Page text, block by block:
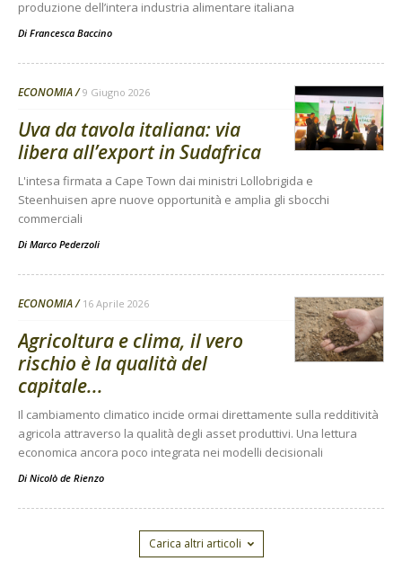
produzione dell’intera industria alimentare italiana
Di Francesca Baccino
ECONOMIA 9 Giugno 2026
Uva da tavola italiana: via
libera all’export in Sudafrica
L'intesa firmata a Cape Town dai ministri Lollobrigida e
Steenhuisen apre nuove opportunità e amplia gli sbocchi
commerciali
Di Marco Pederzoli
ECONOMIA 16 Aprile 2026
Agricoltura e clima, il vero
rischio è la qualità del
capitale...
Il cambiamento climatico incide ormai direttamente sulla redditività
agricola attraverso la qualità degli asset produttivi. Una lettura
economica ancora poco integrata nei modelli decisionali
Di Nicolò de Rienzo
Carica altri articoli